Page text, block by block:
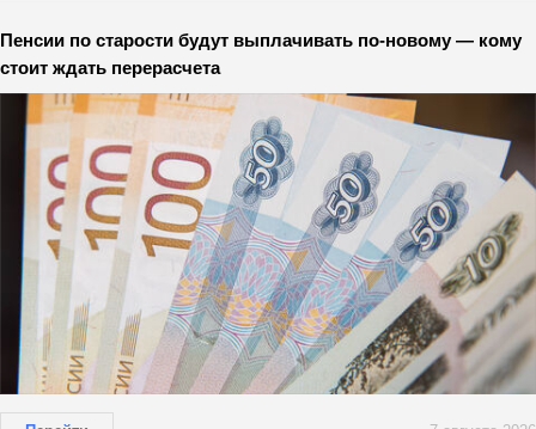
Пенсии по старости будут выплачивать по-новому — кому
стоит ждать перерасчета